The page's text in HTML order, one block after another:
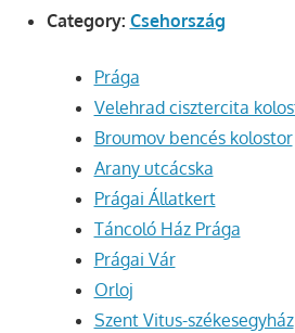
Category: Csehország
Prága
Velehrad cisztercita
Broumov bencés kolostor
Arany utcácska
Prágai Állatkert
Táncoló Ház Prága
Prágai Vár
Orloj
Szent Vitus-székesegyház